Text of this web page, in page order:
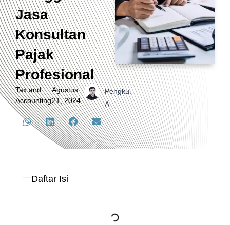
Jasa
Konsultan
Pajak
Profesional
Tax and
Accounting
Agustus
21, 2024
Pengku.
A
Daftar Isi